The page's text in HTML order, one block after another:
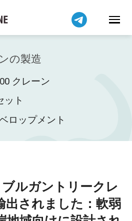
の製造
クレーン
ット
ロップメント
ルガントリークレ
出されました：軟弱